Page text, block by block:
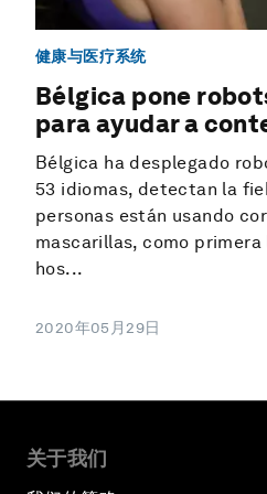
健康与医疗系统
Bélgica pone
para ayudar a
Bélgica ha desplegado
53 idiomas, detectan la
personas están usando
mascarillas, como
hos...
2020年05月29日
关于我们